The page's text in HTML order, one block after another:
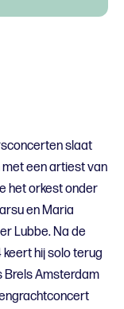
slaat
een artiest van
het orkest onder
en Maria
Lubbe. Na de
hij solo terug
Brels Amsterdam